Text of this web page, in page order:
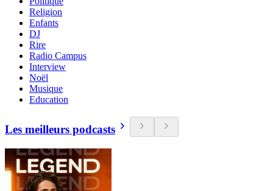
Religion
Enfants
DJ
Rire
Radio Campus
Interview
Noël
Musique
Education
Les meilleurs podcasts